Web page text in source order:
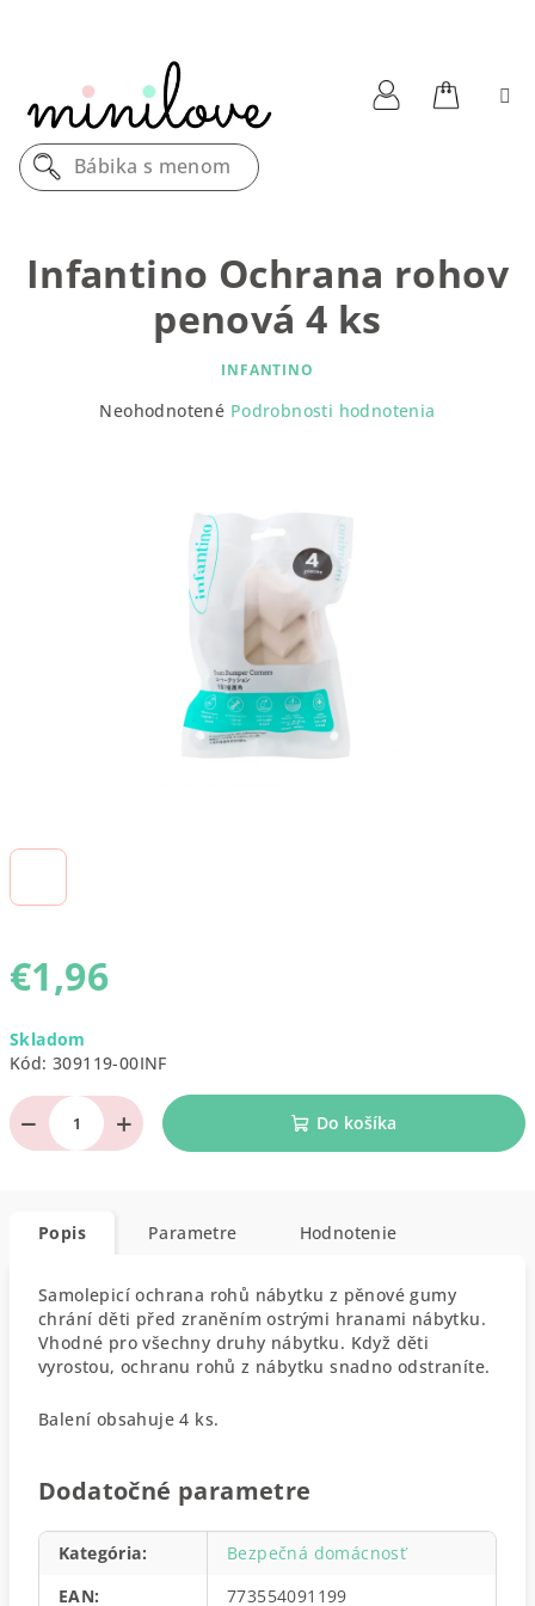
Bábika s menom
€1,96
cena:
Skladom
Kód: 309119-00INF
+
− Do košíka
Infantino Ochrana rohov
penová 4 ks
INFANTINO
Neohodnotené Podrobnosti hodnotenia
Popis Parametre Hodnotenie
Samolepicí ochrana rohů nábytku z pěnové gumy
chrání děti před zraněním ostrými hranami nábytku.
Vhodné pro všechny druhy nábytku. Když děti
vyrostou, ochranu rohů z nábytku snadno odstraníte.
Balení obsahuje 4 ks.
Dodatočné parametre
Kategória:
Bezpečná domácnosť
EAN: 773554091199